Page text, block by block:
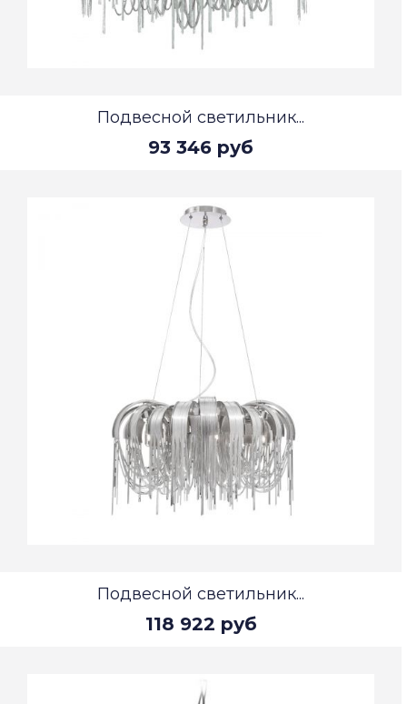
Подвесной светильник...
93 346 руб
Подвесной светильник...
118 922 руб